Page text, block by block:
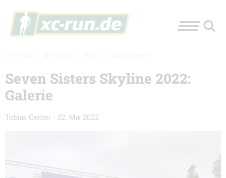
Seven Sisters Skyline 2022:
Galerie
Tobias Gerber - 22. Mai 2022